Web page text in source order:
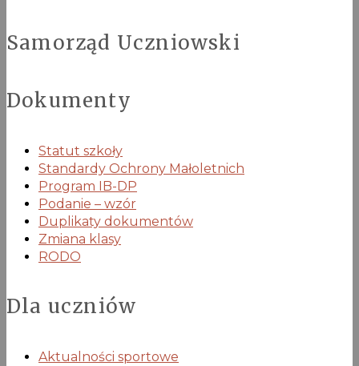
Samorząd Uczniowski
Dokumenty
Statut szkoły
Standardy Ochrony Małoletnich
Program IB-DP
Podanie – wzór
Duplikaty dokumentów
Zmiana klasy
RODO
Dla uczniów
Aktualności sportowe